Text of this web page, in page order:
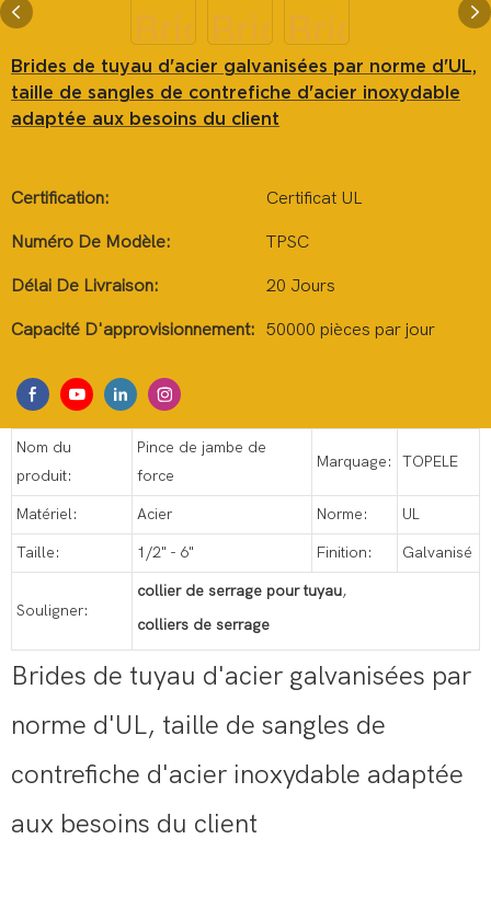
Brides de tuyau d'acier galvanisées par norme d'UL,
taille de sangles de contrefiche d'acier inoxydable
adaptée aux besoins du client
Certification: Certificat UL
Numéro De Modèle: TPSC
Délai De Livraison: 20 Jours
Capacité D'approvisionnement: 50000 pièces par jour
Nom du
produit:
Pince de jambe de
force
Marquage: TOPELE
Matériel: Acier Norme: UL
Taille: 1/2" - 6" Finition: Galvanisé
Souligner:
collier de serrage pour tuyau,
colliers de serrage
Brides de tuyau d'acier galvanisées par
norme d'UL, taille de sangles de
contrefiche d'acier inoxydable adaptée
aux besoins du client